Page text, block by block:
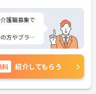
護職募集で
方やブラン
ライベート
など、さら
ご相談くだ
料 紹介してもらう